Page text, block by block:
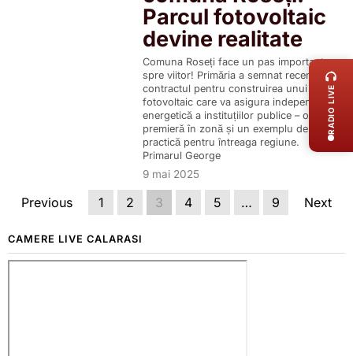
Parcul fotovoltaic
devine realitate
Comuna Roseți face un pas important
spre viitor! Primăria a semnat recent
contractul pentru construirea unui parc
fotovoltaic care va asigura independența
energetică a instituțiilor publice – o
premieră în zonă și un exemplu de bună
practică pentru întreaga regiune.
Primarul George
9 mai 2025
Previous 1 2 3 4 5 … 9 Next
CAMERE LIVE CALARASI
RADIO LIVE